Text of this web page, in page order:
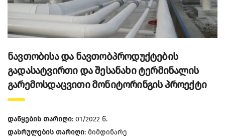
ნავთობისა და ნავთობპროდუქტების
გადასატვირთი და შესანახი ტერმინალის
გარემოსდაცვითი მონიტორინგის პროექტი
დაწყების თარიღი: 01/2022 წ.
დასრულების თარიღი: მიმდინარე